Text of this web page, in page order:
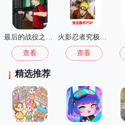
查看 查看
精选推荐